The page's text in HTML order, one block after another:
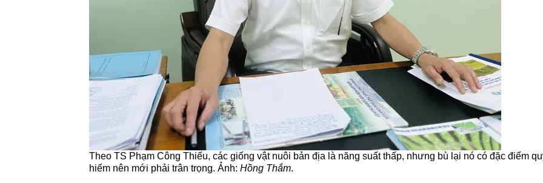
Theo TS Phạm Công Thiếu, các giống vật nuôi bản địa là năng suất thấp, nhưng bù lại nó có đặc điểm
hiếm nên mới phải trân trọng. Ảnh: Hồng Thắm.